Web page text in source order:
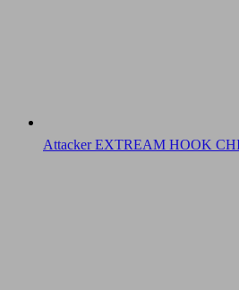
Attacker EXTREAM HOOK